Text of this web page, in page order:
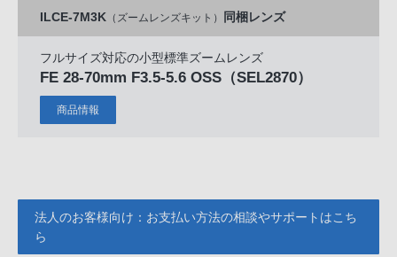
ILCE-7M3K （ズームレンズキット） 同梱レンズ
フルサイズ対応の小型標準ズームレンズ
FE 28-70mm F3.5-5.6 OSS （SEL2870）
商品情報
法人のお客様向け：お支払い方法の相談やサポートはこち
ら